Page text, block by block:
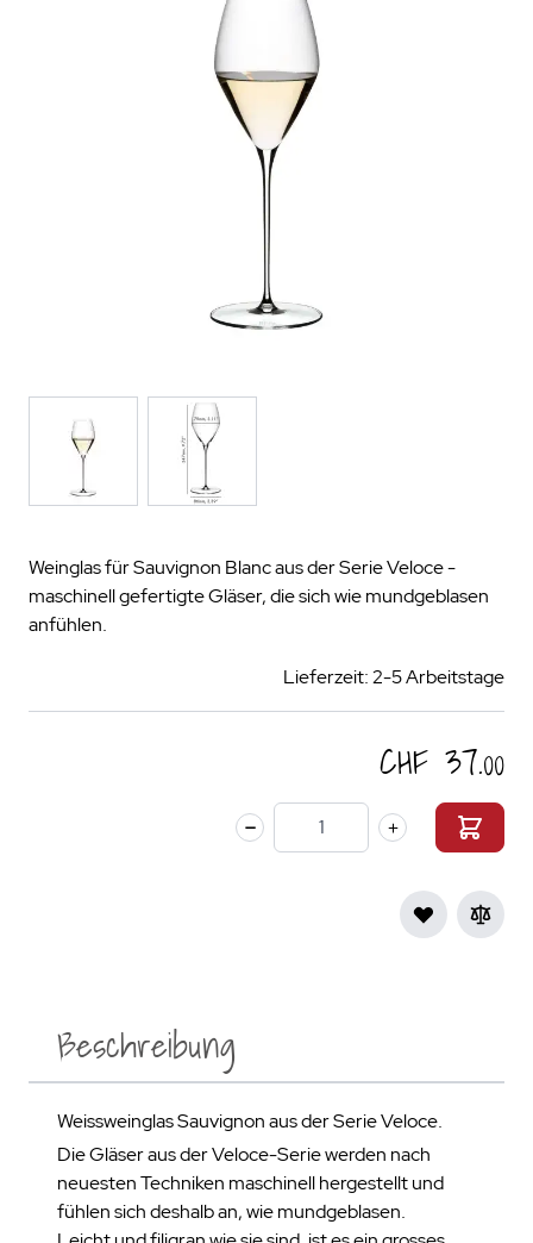
Weinglas für Sauvignon Blanc aus der Serie Veloce -
maschinell gefertigte Gläser, die sich wie mundgeblasen
anfühlen.
Lieferzeit: 2-5 Arbeitstage
CHF 37.00
Menge
Beschreibung
Weissweinglas Sauvignon aus der Serie Veloce.
Die Gläser aus der Veloce-Serie werden nach
neuesten Techniken maschinell hergestellt und
fühlen sich deshalb an, wie mundgeblasen.